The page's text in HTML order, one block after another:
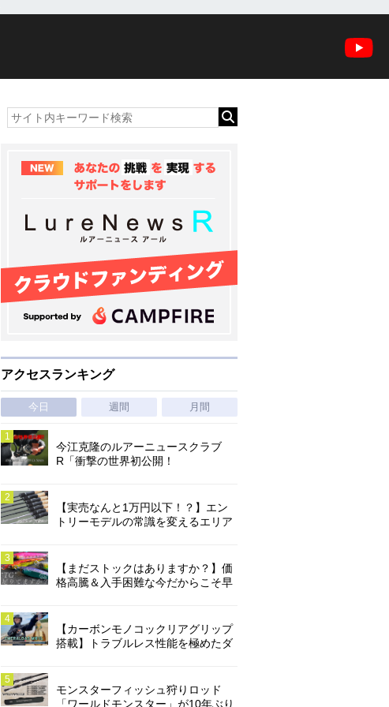
アクセスランキング
今日 週間 月間
今江克隆のルアーニュースクラブ
R「衝撃の世界初公開！
【実売なんと1万円以下！？】エン
トリーモデルの常識を変えるエリア
【まだストックはありますか？】価
格高騰＆入手困難な今だからこそ早
【カーボンモノコックリアグリップ
搭載】トラブルレス性能を極めたダ
モンスターフィッシュ狩りロッド
「ワールドモンスター」が10年ぶり